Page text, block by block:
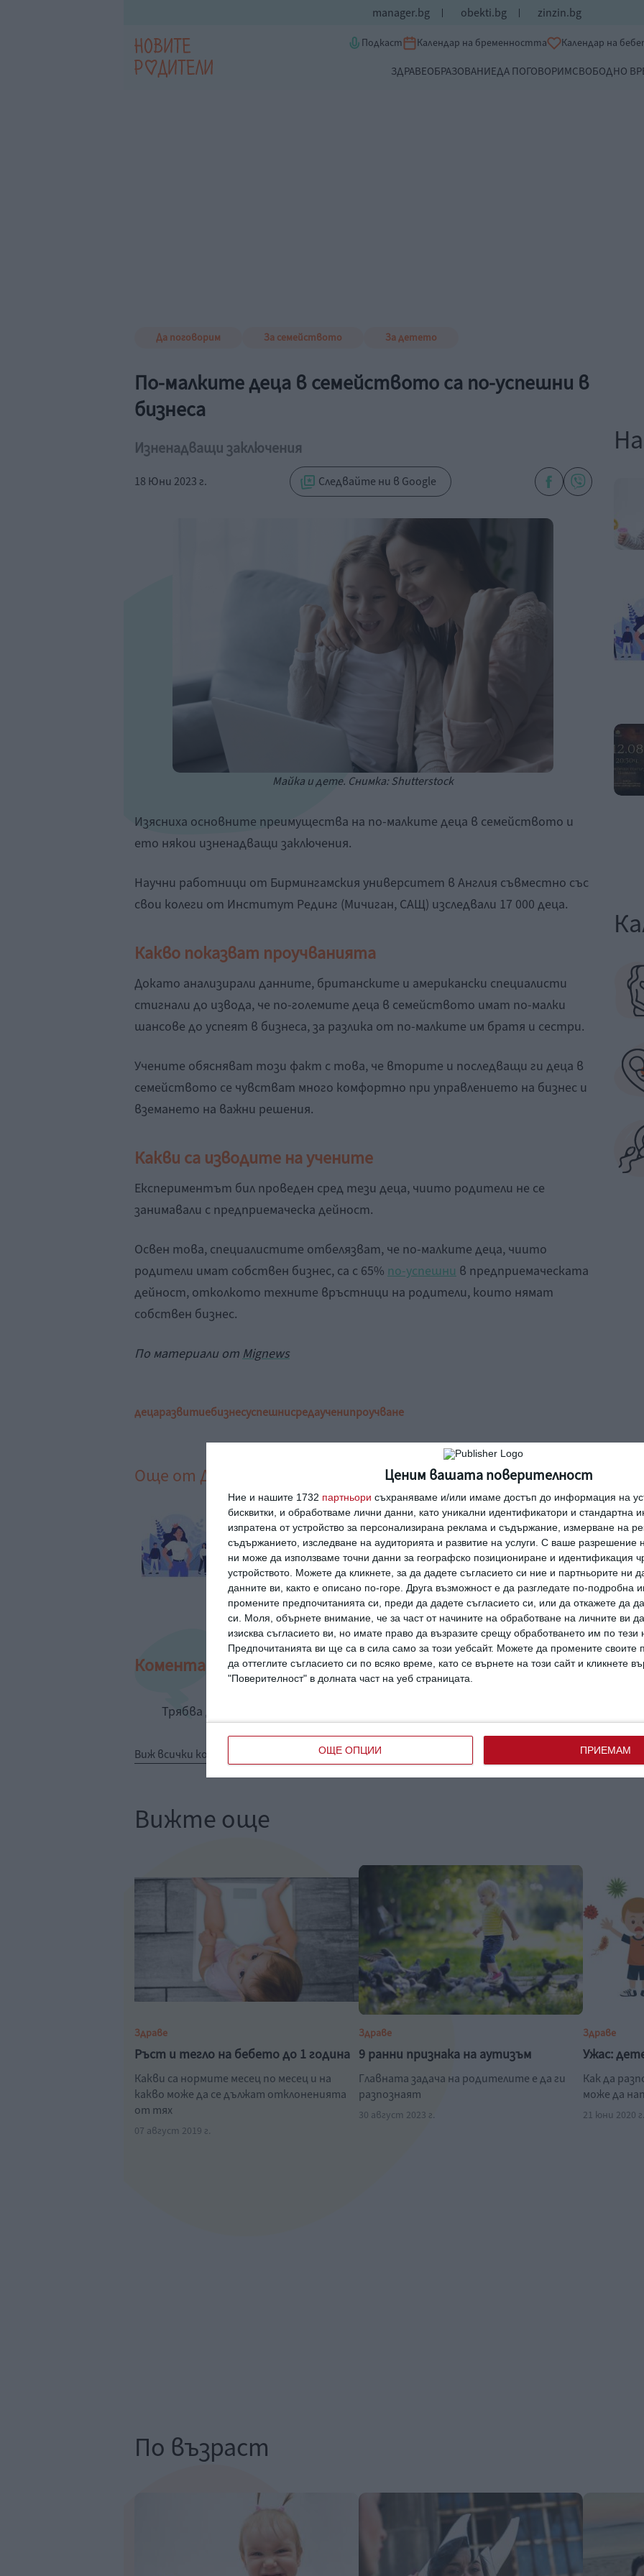
Ценим вашата поверителност
Ние и нашите 1732 партньори съхраняваме и/или имаме достъп до информация на
бисквитки, и обработваме лични данни, като уникални идентификатори и стандартна
изпратена от устройство за персонализирана реклама и съдържание, измерване на
съдържанието, изследване на аудиторията и развитие на услуги. С ваше разрешение
ни може да използваме точни данни за географско позициониране и идентификация
устройството. Можете да кликнете, за да дадете съгласието си ние и партньорите ни
данните ви, както е описано по-горе. Друга възможност е да разгледате по-подробна
промените предпочитанията си, преди да дадете съгласието си, или да откажете да
си.
Моля, обърнете внимание, че за част от начините на обработване на личните ви
изисква съгласието ви, но имате право да възразите срещу обработването им по тези
Предпочитанията ви ще са в сила само за този уебсайт. Можете да промените своите
да оттеглите съгласието си по всяко време, като се върнете на този сайт и кликнете
"Поверителност" в долната част на уеб страницата.
ОЩЕ ОПЦИИ ПРИЕМАМ
manager.bg obekti.bg zinzin.bg
Подкаст Календар на бременността Календар на
ЗДРАВЕОБРАЗОВАНИЕДА ПОГОВОРИМСВОБОДНО
Да поговорим За семейството За детето
По-малките деца в семейството са по-успешни в
бизнеса
Изненадващи заключения
18 Юни 2023 г. Следвайте ни в Google
Майка и дете. Снимка: Shutterstock
Изясниха основните преимущества на по-малките деца в семейството и
ето някои изненадващи заключения.
Научни работници от Бирмингамския университет в Англия съвместно със
свои колеги от Институт Рединг (Мичиган, САЩ) изследвали 17 000 деца.
Какво показват проучванията
Докато анализирали данните, британските и американски специалисти
стигнали до извода, че по-големите деца в семейството имат по-малки
шансове до успеят в бизнеса, за разлика от по-малките им братя и сестри.
Учените обясняват този факт с това, че вторите и последващи ги деца в
семейството се чувстват много комфортно при управлението на бизнес и
вземането на важни решения.
Какви са изводите на учените
Експериментът бил проведен сред тези деца, чиито родители не се
занимавали с предприемаческа дейност.
Освен това, специалистите отбелязват, че по-малките деца, чиито
родители имат собствен бизнес, са с 65% по-успешни в предприемаческата
дейност, отколкото техните връстници на родители, които нямат
собствен бизнес.
По материали от Mignews
децаразвитиебизнесуспешнисредаученипроучване
Още от Да поговорим
Без пигментни петна
през бременността
Защо някои хора
избягват връзките?
Коментари
Трябва да сте регистриран потребител за да напишете коментар
Виж всички коментари
Вижте още
Здраве
Ръст и тегло на бебето до 1 година
Какви са нормите месец по месец и на
какво може да се дължат отклоненията
от тях
07 август 2019 г.
Здраве
9 ранни признака на аутизъм
Главната задача на родителите е да ги
разпознаят
30 август 2023 г.
Здраве
Ужас:
Как да
може да
21 юни 2020 г.
По възраст